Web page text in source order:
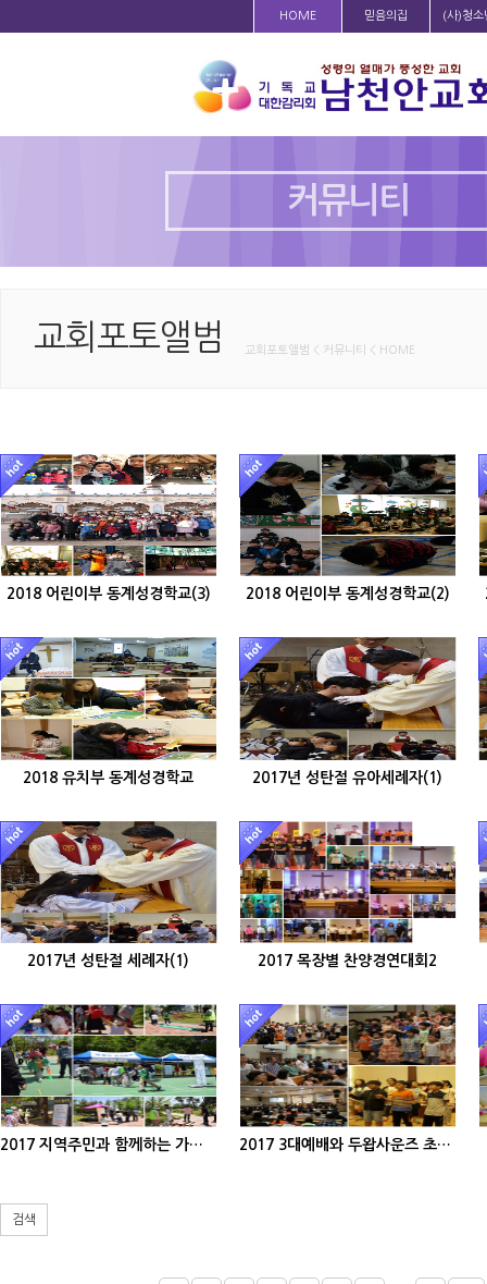
HOME 믿음의집 (사)청소
커뮤니티
교회포토앨범 교회포토앨범 < 커뮤니티 < HOME
2018 어린이부 동계성경학교(3) 2018 어린이부 동계성경학교(2)
2018 유치부 동계성경학교 2017년 성탄절 유아세례자(1)
2017년 성탄절 세례자(1) 2017 목장별 찬양경연대회2
2017 지역주민과 함께하는 가족운동회 2017 3대예배와 두왑사운즈 초청공연
검색